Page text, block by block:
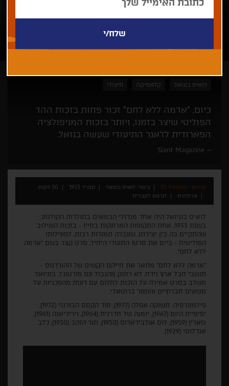
לואיס בונואל קלאסיקה תיעודי
כיום, "אדמה ללא לחם" זכור פחות בזכות ההד
הפוליטי שיצר בזמנו, ויותר בזכות המניפולציה
הפארודית לז'אנר התיעודי שעשה בנואל.
Slant Magazine
ארכיון - פסטיבל 35 בימוי: לואיס בונואל ספרד 1933
30 דקות
צרפתית
תרגום לעברית
לואיס בוניואל היה אחד מגדולי הבמאים בתולדות הקולנוע.
בשנת 1933, אחת התקופות המרתקות בחייו - בזכות השילוב
שהתקיים בה בין יצירתו, שעברה תמורות רבות, לפעילותו
הפוליטית - ביים את סרטו התעודי היחיד, סרט קצר בשם "אדמה
ללא לחם".
"אדמה ללא לחם" מתאר את חייהם הקשים של ההוּרְדָנוֹס -
תושבי חבל ארץ נידח, לא רחוק מהגבול עם פורטוגל. בוניואל
משלב בסרט אמירה על הזכות לחלום עם דעות מהפכניות על
נושאים חברתיים והומור ברוטאלי.
פילמוגרפיה: תשוקה אפלה (1977), סוד הקסם הבורגני (1972),
יפיפיית היום (1967), יומנה של חדרנית (1964), וירידיאנה (1961),
נזארין (1959), לוס אולבידאדוס (1950), תור הזהב (1930), כלב
אנדלוסי (1929).